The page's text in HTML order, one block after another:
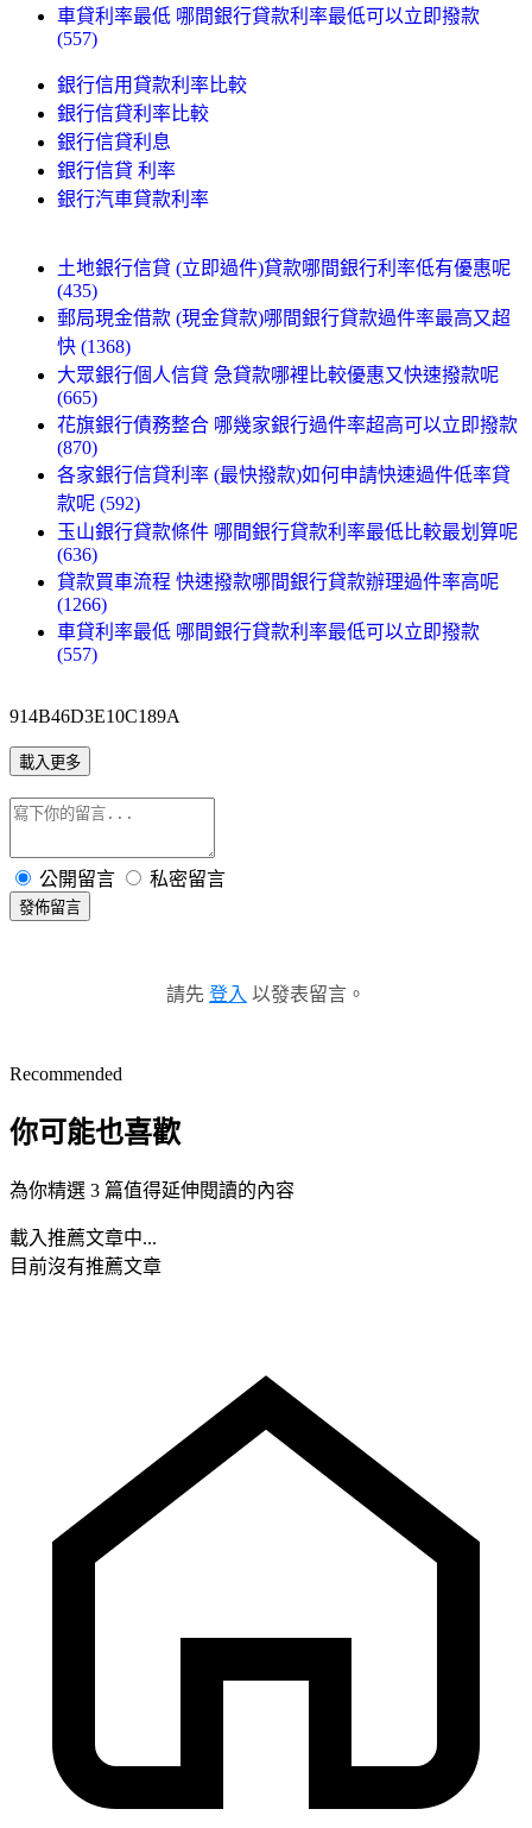
車貸利率最低 哪間銀行貸款利率最低可以立即撥款
(557)
銀行信用貸款利率比較
銀行信貸利率比較
銀行信貸利息
銀行信貸 利率
銀行汽車貸款利率
土地銀行信貸 (立即過件)貸款哪間銀行利率低有優惠呢
(435)
郵局現金借款 (現金貸款)哪間銀行貸款過件率最高又超
快 (1368)
大眾銀行個人信貸 急貸款哪裡比較優惠又快速撥款呢
(665)
花旗銀行債務整合 哪幾家銀行過件率超高可以立即撥款
(870)
各家銀行信貸利率 (最快撥款)如何申請快速過件低率貸
款呢 (592)
玉山銀行貸款條件 哪間銀行貸款利率最低比較最划算呢
(636)
貸款買車流程 快速撥款哪間銀行貸款辦理過件率高呢
(1266)
車貸利率最低 哪間銀行貸款利率最低可以立即撥款
(557)
914B46D3E10C189A
載入更多
公開留言 私密留言
發佈留言
請先 登入 以發表留言。
Recommended
你可能也喜歡
為你精選 3 篇值得延伸閱讀的內容
載入推薦文章中...
目前沒有推薦文章